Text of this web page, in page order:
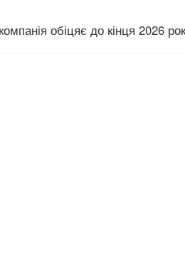
обіцяє до кінця 2026